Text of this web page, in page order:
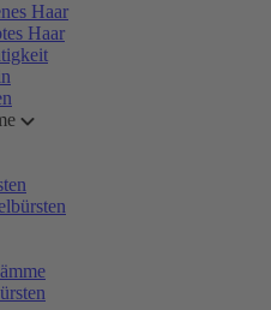
Haar
Haar